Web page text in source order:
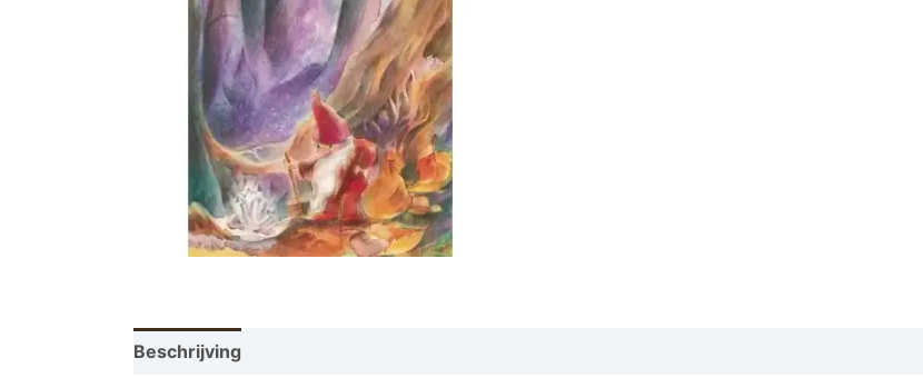
Beschrijving